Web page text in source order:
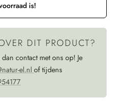
is!
DIT PRODUCT?
contact met ons op! Je
el.nlof tijdens